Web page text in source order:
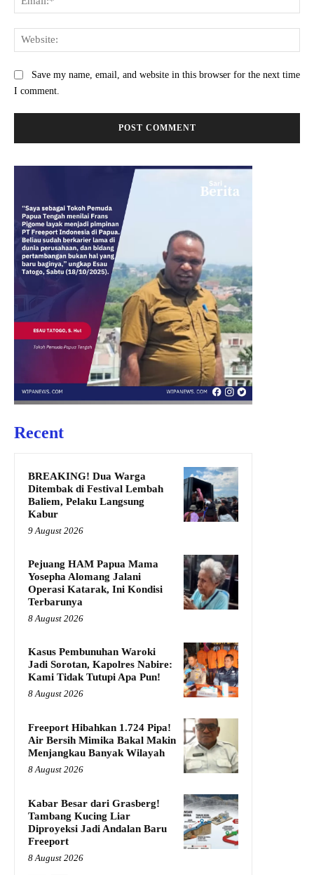
Save my name, email, and website in this browser for the next time
I comment.
Recent
BREAKING! Dua Warga
Ditembak di Festival Lembah
Baliem, Pelaku Langsung
Kabur
9 August 2026
Pejuang HAM Papua Mama
Yosepha Alomang Jalani
Operasi Katarak, Ini Kondisi
Terbarunya
8 August 2026
Kasus Pembunuhan Waroki
Jadi Sorotan, Kapolres Nabire:
Kami Tidak Tutupi Apa Pun!
8 August 2026
Freeport Hibahkan 1.724 Pipa!
Air Bersih Mimika Bakal Makin
Menjangkau Banyak Wilayah
8 August 2026
Kabar Besar dari Grasberg!
Tambang Kucing Liar
Diproyeksi Jadi Andalan Baru
Freeport
8 August 2026